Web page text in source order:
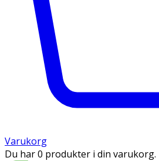
Varukorg
Du har 0 produkter i din varukorg.